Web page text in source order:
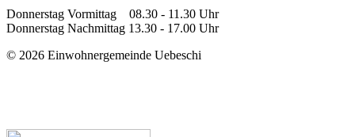
Donnerstag Vormittag 08.30 - 11.30 Uhr
Donnerstag Nachmittag 13.30 - 17.00 Uhr
© 2026 Einwohnergemeinde Uebeschi